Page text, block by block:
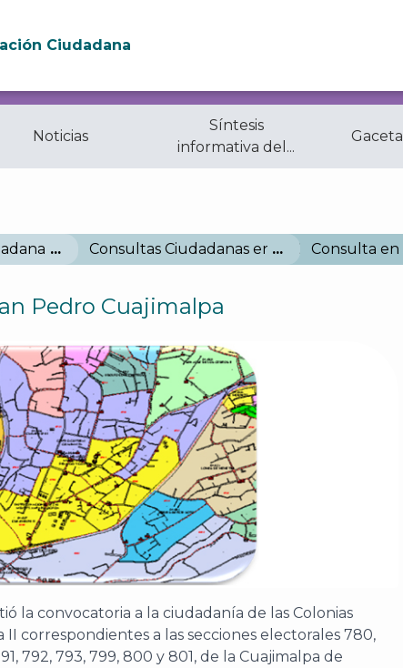
Ciudadana
Noticias
Síntesis
informativa del...
Consultas Ciudadanas en la Ciudad de
Consulta en
Pedro Cuajimalpa
la convocatoria a la ciudadanía de las Colonias
II correspondientes a las secciones electorales 780,
792, 793, 799, 800 y 801, de la Cuajimalpa de